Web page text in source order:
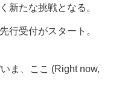
新たな挑戦となる。
行受付がスタート。
ま、ここ (Right now,